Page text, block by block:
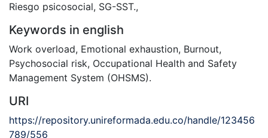
Riesgo psicosocial, SG-SST.,
Keywords in english
Work overload, Emotional exhaustion, Burnout,
Psychosocial risk, Occupational Health and Safety
Management System (OHSMS).
URI
https://repository.unireformada.edu.co/handle/123456
789/556